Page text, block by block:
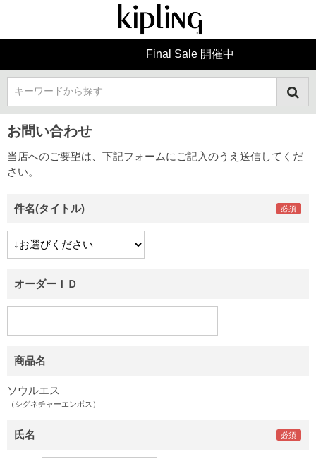
Final Sale 開催中
キーワードから探す
お問い合わせ
当店へのご要望は、下記フォームにご記入のうえ送信してくだ
さい。
件名(タイトル)
オーダーＩＤ
商品名
ソウルエス
（シグネチャーエンボス）
氏名